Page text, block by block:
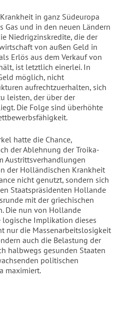
in ganz Südeuropa
Gas und in den neuen Ländern
Niedrigzinskredite, die der
von außen Geld in
Erlös aus dem Verkauf von
ist letztlich einerlei. In
möglich, nicht
aufrechtzuerhalten, sich
leisten, der über der
Die Folge sind überhöhte
hatte die Chance,
der Ablehnung der Troika-
Austrittsverhandlungen
der Holländischen Krankheit
nicht genutzt, sondern sich
Staatspräsidenten Hollande
mit der griechischen
Die nun von Hollande
Implikation dieses
nur die Massenarbeitslosigkeit
auch die Belastung der
halbwegs gesunden Staaten
politischen
maximiert.